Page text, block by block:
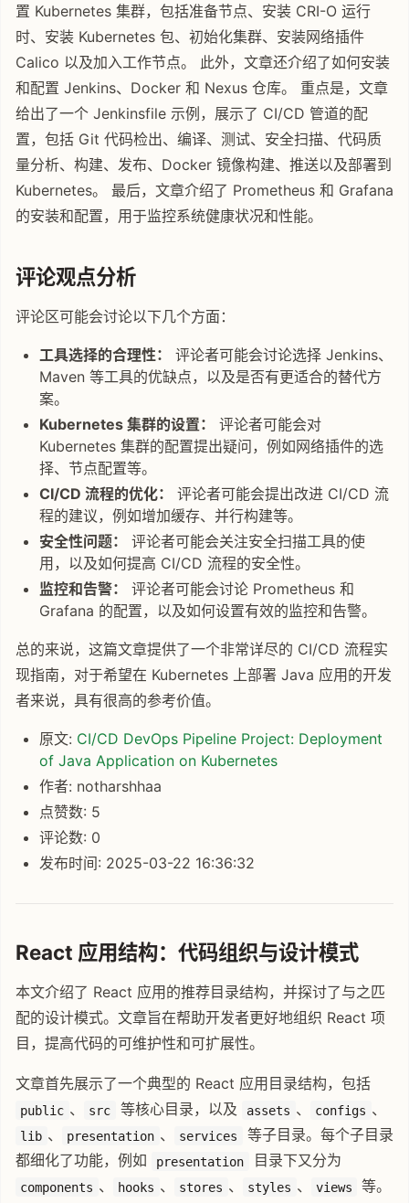
置 Kubernetes 集群，包括准备节点、安装 CRI-O 运行
时、安装 Kubernetes 包、初始化集群、安装网络插件
Calico 以及加入工作节点。 此外，文章还介绍了如何安装
和配置 Jenkins、Docker 和 Nexus 仓库。 重点是，文章
给出了一个 Jenkinsfile 示例，展示了 CI/CD 管道的配
置，包括 Git 代码检出、编译、测试、安全扫描、代码质
量分析、构建、发布、Docker 镜像构建、推送以及部署到
Kubernetes。 最后，文章介绍了 Prometheus 和 Grafana
的安装和配置，用于监控系统健康状况和性能。
评论观点分析
评论区可能会讨论以下几个方面：
工具选择的合理性：
评论者可能会讨论选择 Jenkins、
Maven 等工具的优缺点，以及是否有更适合的替代方
案。
Kubernetes 集群的设置：
评论者可能会对
Kubernetes 集群的配置提出疑问，例如网络插件的选
择、节点配置等。
CI/CD 流程的优化：
评论者可能会提出改进 CI/CD 流
程的建议，例如增加缓存、并行构建等。
安全性问题：
评论者可能会关注安全扫描工具的使
用，以及如何提高 CI/CD 流程的安全性。
监控和告警：
评论者可能会讨论 Prometheus 和
Grafana 的配置，以及如何设置有效的监控和告警。
总的来说，这篇文章提供了一个非常详尽的 CI/CD 流程实
现指南，对于希望在 Kubernetes 上部署 Java 应用的开发
者来说，具有很高的参考价值。
原文: CI/CD DevOps Pipeline Project: Deployment
of Java Application on Kubernetes
作者: notharshhaa
点赞数: 5
评论数: 0
发布时间: 2025-03-22 16:36:32
React 应用结构：代码组织与设计模式
本文介绍了 React 应用的推荐目录结构，并探讨了与之匹
配的设计模式。文章旨在帮助开发者更好地组织 React 项
目，提高代码的可维护性和可扩展性。
文章首先展示了一个典型的 React 应用目录结构，包括
public 、 src 等核心目录，以及 assets 、 configs 、
lib 、 presentation 、 services
等子目录。每个子目录
都细化了功能，例如
presentation 目录下又分为
components 、 hooks 、 stores 、 styles 、 views 等。